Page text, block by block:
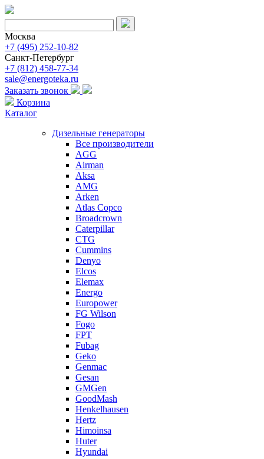
Москва
+7 (495) 252-10-82
Санкт-Петербург
+7 (812) 458-77-34
sale@energoteka.ru
Заказать звонок
Корзина
Каталог
Дизельные генераторы
Все производители
AGG
Airman
Aksa
AMG
Arken
Atlas Copco
Broadcrown
Caterpillar
CTG
Cummins
Denyo
Elcos
Elemax
Energo
Europower
FG Wilson
Fogo
FPT
Fubag
Geko
Genmac
Gesan
GMGen
GoodMash
Henkelhausen
Hertz
Himoinsa
Huter
Hyundai